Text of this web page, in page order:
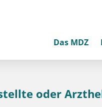
Das MDZ
oder